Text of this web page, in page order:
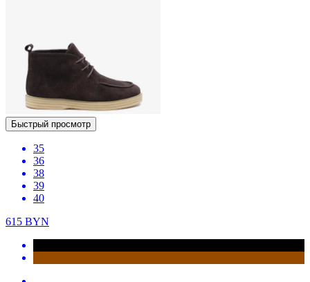
Быстрый просмотр
35
36
38
39
40
615 BYN